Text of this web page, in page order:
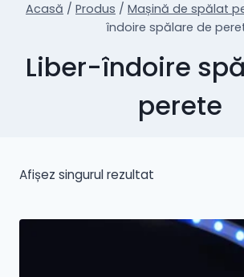
Acasă / Produs / Mașină de spălat
îndoire spălare de
Liber-îndoire
perete
Afișez singurul rezultat